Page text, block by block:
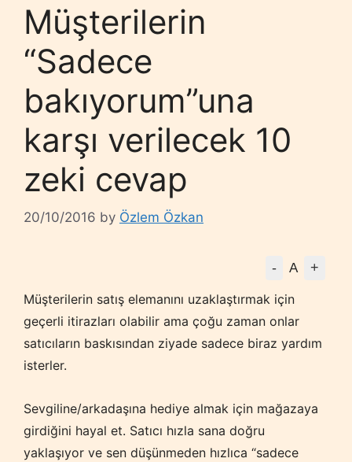
Müşterilerin
“Sadece
bakıyorum”una
karşı verilecek 10
zeki cevap
20/10/2016 by Özlem Özkan
- A
+
Müşterilerin satış elemanını uzaklaştırmak için
geçerli itirazları olabilir ama çoğu zaman onlar
satıcıların baskısından ziyade sadece biraz yardım
isterler.
Sevgiline/arkadaşına hediye almak için mağazaya
girdiğini hayal et. Satıcı hızla sana doğru
yaklaşıyor ve sen düşünmeden hızlıca “sadece